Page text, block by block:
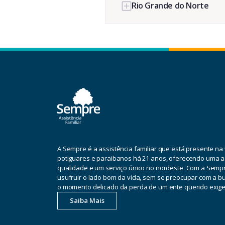
Rio Grande do Norte
A Sempre é a assistência familiar que está presente na
potiguares e paraibanos há 21 anos, oferecendo uma
qualidade e um serviço único no nordeste. Com a
usufruir o lado bom da vida, sem se preocupar com a
o momento delicado da perda de um ente querido
Saiba Mais